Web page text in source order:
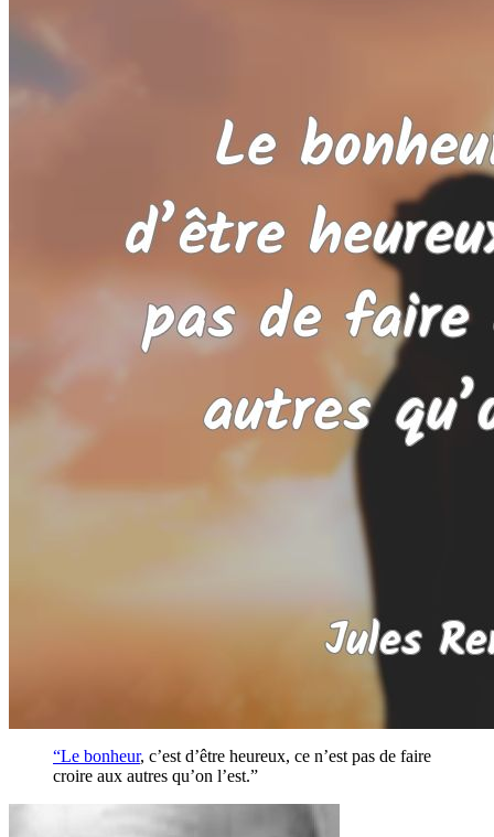
“Le bonheur, c’est d’être heureux, ce n’est pas de faire
croire aux autres qu’on l’est.”